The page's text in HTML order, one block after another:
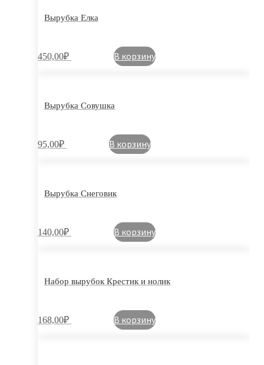
Вырубка Елка
450,00₽ В корзину
Вырубка Совушка
95,00₽ В корзину
Вырубка Снеговик
140,00₽ В корзину
Набор вырубок Крестик и нолик
168,00₽ В корзину